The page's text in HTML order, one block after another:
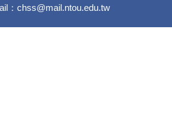
：chss@mail.ntou.edu.tw